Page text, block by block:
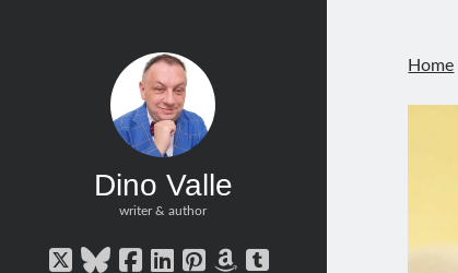
Dino Valle
writer & author
twitterbluesky
facebook
linkedin
pinterest
amazon
tumblr
Home